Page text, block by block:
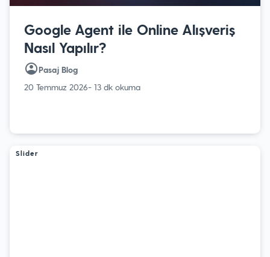
Google Agent ile Online Alışveriş
Nasıl Yapılır?
Pasaj Blog
20 Temmuz 2026- 13 dk okuma
Slider